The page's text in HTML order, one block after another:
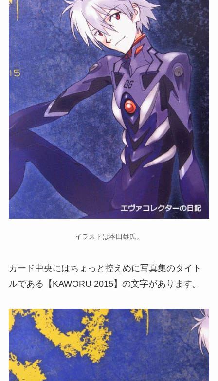
イラストは本田雄氏。
カード中央にはちょっと控えめに写真集のタイト
ルである【KAWORU 2015】の文字があります。